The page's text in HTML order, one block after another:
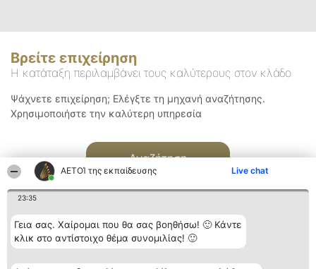
ΑΕΤΟΊ της εκπαίδευσης Live chat
23:35
Γεια σας. Χαίρομαι που θα σας βοηθήσω! 🙂 Κάντε
κλικ στο αντίστοιχο θέμα συνομιλίας! 🙂
Βρείτε επιχείρηση
Η κατάταξη περιλαμβάνει τους καλύτερους στον κλάδο
Ψάχνετε επιχείρηση; Ελέγξτε τη μηχανή αναζήτησης.
Χρησιμοποιήστε την καλύτερη υπηρεσία
Αναζήτηση
Διοργανωτής της
Κατάταξη Επικοινωνία